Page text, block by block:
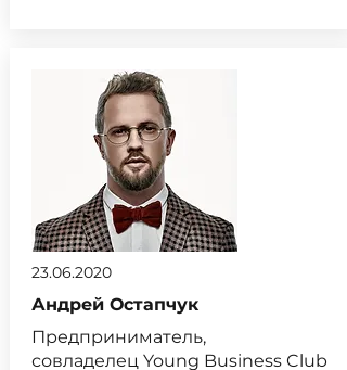
23.06.2020
Андрей Остапчук
Предприниматель,
совладелец Young Business Club